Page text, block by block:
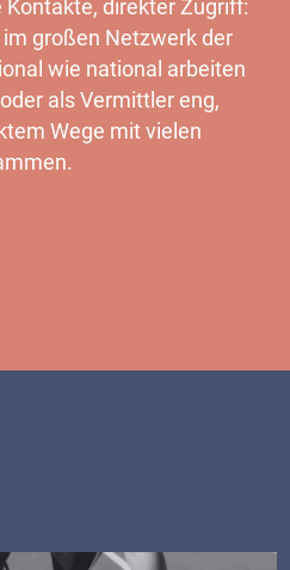
Kontakte, direkter Zugriff:
großen Netzwerk der
wie national arbeiten
als Vermittler eng,
Wege mit vielen